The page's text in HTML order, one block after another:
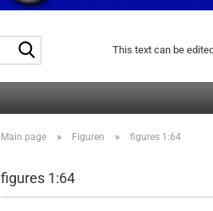
This text can be
Main page » Figuren » figures 1:64
figures 1:64